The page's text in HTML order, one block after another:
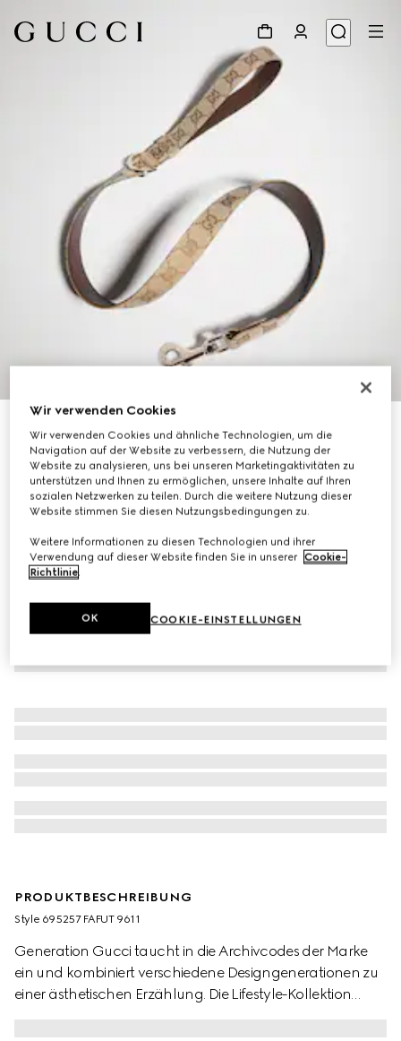
Leine für große Haustiere
CHF 410
Variantensandfarbener und brauner GG Canvas
PRODUKTBESCHREIBUNG
Style ‎695257 FAFUT 9611
Generation Gucci taucht in die Archivcodes der Marke
ein und kombiniert verschiedene Designgenerationen zu
einer ästhetischen Erzählung. Die Lifestyle-Kollektion
Wir verwenden Cookies
Wir verwenden Cookies und ähnliche Technologien, um die
Navigation auf der Website zu verbessern, die Nutzung der
Website zu analysieren, uns bei unseren Marketingaktivitäten zu
unterstützen und Ihnen zu ermöglichen, unsere Inhalte auf Ihren
sozialen Netzwerken zu teilen. Durch die weitere Nutzung dieser
Website stimmen Sie diesen Nutzungsbedingungen zu.
Weitere Informationen zu diesen Technologien und ihrer
Verwendung auf dieser Website finden Sie in unserer Cookie-
Richtlinie.
COOKIE-EINSTELLUNGEN
OK